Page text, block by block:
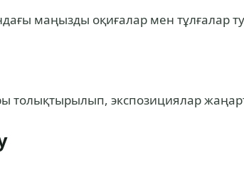
маңызды оқиғалар мен тұлғалар
толықтырылып, экспозициялар